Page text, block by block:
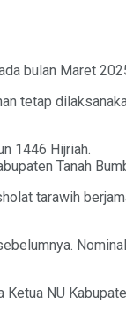
bulan Maret
tetap
1446 Hijriah.
Tanah
tarawih
NU